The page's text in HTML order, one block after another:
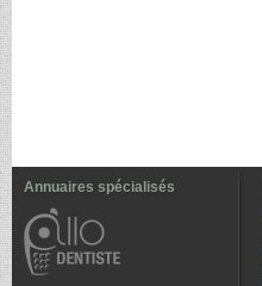
Annuaires spécialisés